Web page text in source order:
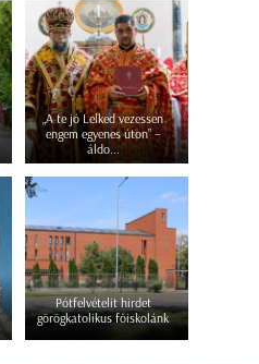
„A te jó Lelked vezessen
engem egyenes úton” –
áldo...
Pótfelvételit hirdet
görögkatolikus főiskolánk